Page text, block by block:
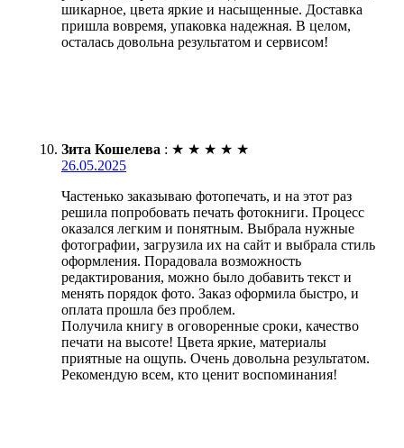
шикарное, цвета яркие и насыщенные. Доставка
пришла вовремя, упаковка надежная. В целом,
осталась довольна результатом и сервисом!
Зита Кошелева : ★ ★ ★ ★ ★
26.05.2025
Частенько заказываю фотопечать, и на этот раз
решила попробовать печать фотокниги. Процесс
оказался легким и понятным. Выбрала нужные
фотографии, загрузила их на сайт и выбрала стиль
оформления. Порадовала возможность
редактирования, можно было добавить текст и
менять порядок фото. Заказ оформила быстро, и
оплата прошла без проблем.
Получила книгу в оговоренные сроки, качество
печати на высоте! Цвета яркие, материалы
приятные на ощупь. Очень довольна результатом.
Рекомендую всем, кто ценит воспоминания!